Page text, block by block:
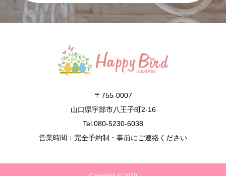
〒755-0007
山口県宇部市八王子町2-16
Tel.080-5230-6038
営業時間：完全予約制・事前にご連絡ください